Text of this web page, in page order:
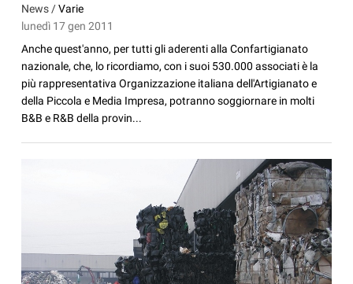
News /Varie
lunedì 17 gen 2011
Anche quest'anno, per tutti gli aderenti alla Confartigianato
nazionale, che, lo ricordiamo, con i suoi 530.000 associati è la
più rappresentativa Organizzazione italiana dell'Artigianato e
della Piccola e Media Impresa, potranno soggiornare in molti
B&B e R&B della provin...